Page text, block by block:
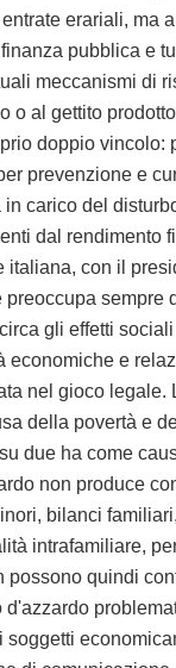
erariali,
pubblica e
di
o al gettito
doppio
prevenzione e
del disturbo
dal rendimento
con il
gli effetti
economiche e
nel gioco
della povertà e
due ha come
produce
bilanci
intrafamiliare,
quindi